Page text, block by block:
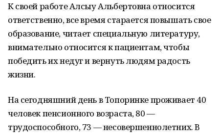
К своей работе Алсыу Альбертовна относится
ответственно, все время старается повышать свое
образование, читает специальную литературу,
внимательно относится к пациентам, чтобы
победить их недуг и вернуть людям радость
жизни.
На сегодняшний день в Топоринке проживает 40
человек пенсионного возраста, 80 —
трудоспособного, 73 — несовершеннолетних. В